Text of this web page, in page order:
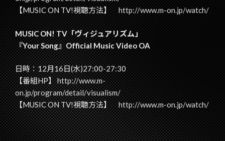
【MUSIC ON TV!視聴方法】 http://www.m-on.jp/watch/
MUSIC ON! TV「ヴィジュアリズム」
『Your Song』Official Music Video OA
日時：12月16日(水)27:00-27:30
【番組HP】http://www.m-
on.jp/program/detail/visualism/
【MUSIC ON TV!視聴方法】http://www.m-on.jp/watch/